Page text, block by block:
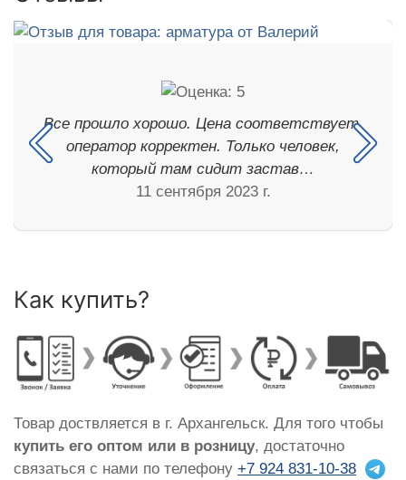
Все прошло хорошо. Цена соответствует,
оператор корректен. Только человек,
который там сидит застав…
11 сентября 2023 г.
Как купить?
Товар доствляется в г. Архангельск. Для того чтобы
купить его оптом или в розницу, достаточно
связаться с нами по телефону +7 924 831-10-38